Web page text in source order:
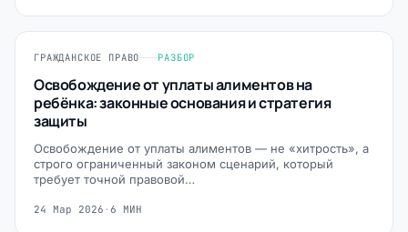
ГРАЖДАНСКОЕ ПРАВО РАЗБОР
Освобождение от уплаты алиментов на
ребёнка: законные основания и стратегия
защиты
Освобождение от уплаты алиментов — не «хитрость», а
строго ограниченный законом сценарий, который
требует точной правовой…
24 Мар 2026 · 6 МИН